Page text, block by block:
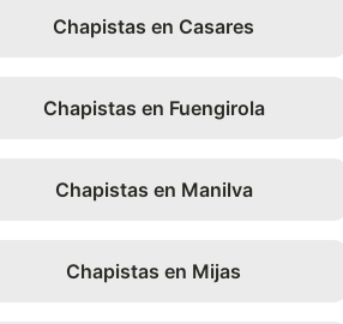
Chapistas en Casares
Chapistas en Fuengirola
Chapistas en Manilva
Chapistas en Mijas